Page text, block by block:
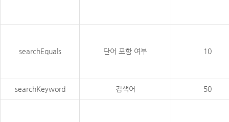
searchEquals 단어 포함 여부 10
searchKeyword 검색어 50